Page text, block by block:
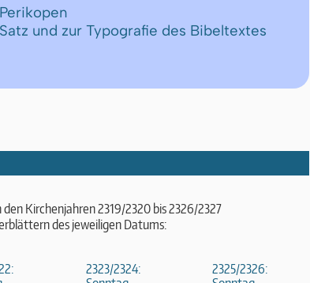
und zur Typografie des Bibeltextes
Kirchenjahren 2319/2320 bis 2326/2327
des jeweiligen Datums:
2323/2324:
2325/2326: